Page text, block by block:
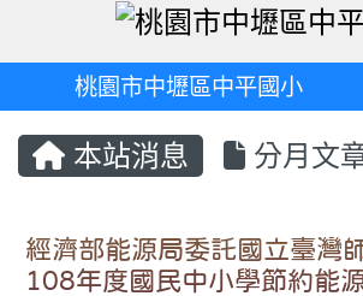
桃園市中壢區中平國小
本站消息 分月文
經濟部能源局委託國立臺灣
108年度國民中小學節約能